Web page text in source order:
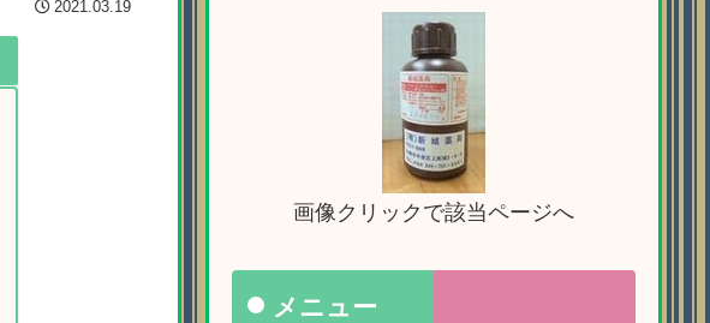
2021.03.19
画像クリックで該当ページへ
メニュー